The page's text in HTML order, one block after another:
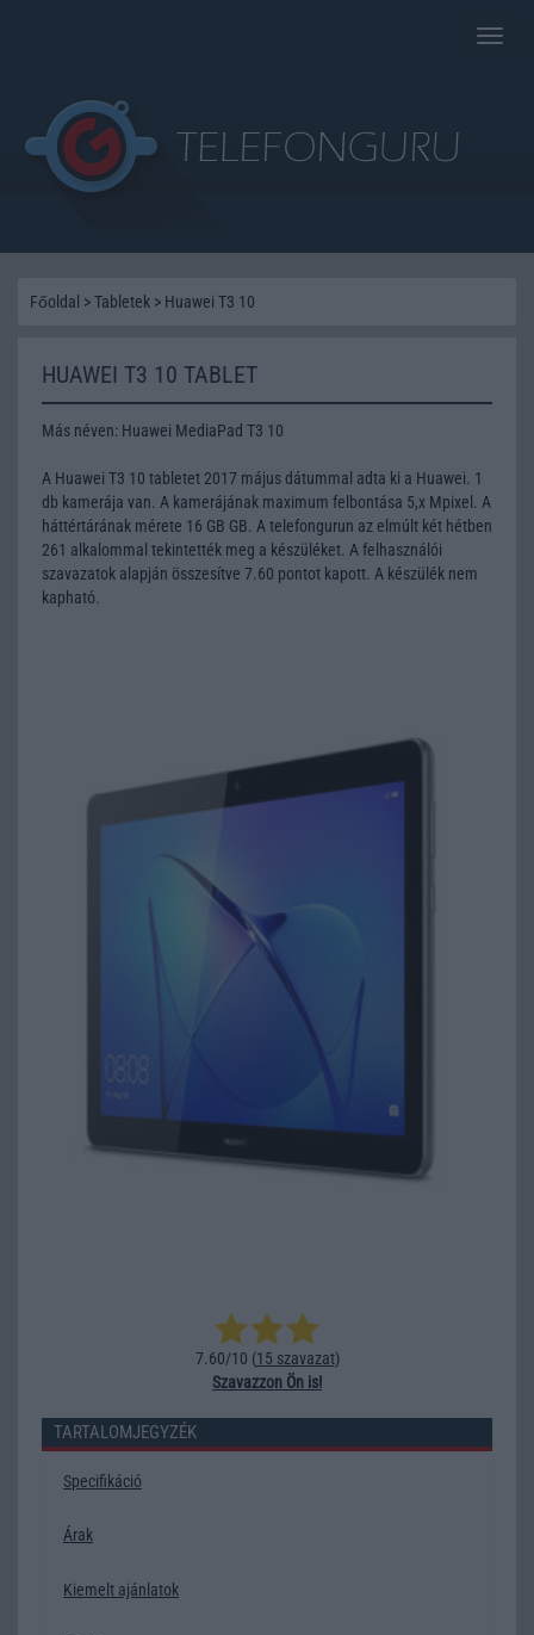
Toggle
Főoldal >Tabletek > Huawei T3 10
HUAWEI T3 10 TABLET
Más néven: Huawei MediaPad T3 10
A Huawei T3 10 tabletet 2017 május dátummal adta ki a Huawei. 1
db kamerája van. A kamerájának maximum felbontása 5,x Mpixel. A
háttértárának mérete 16 GB GB. A telefongurun az elmúlt két hétben
261 alkalommal tekintették meg a készüléket. A felhasználói
szavazatok alapján összesítve 7.60 pontot kapott. A készülék nem
kapható.
7.60/10 (15 szavazat)
Szavazzon Ön is!
TARTALOMJEGYZÉK
Specifikáció
Árak
Kiemelt ajánlatok